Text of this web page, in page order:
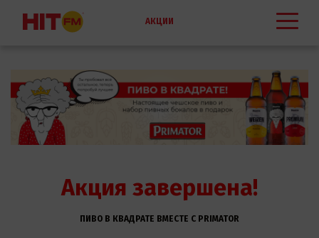
АКЦИИ
Акция завершена!
ПИВО В КВАДРАТЕ ВМЕСТЕ С PRIMATOR